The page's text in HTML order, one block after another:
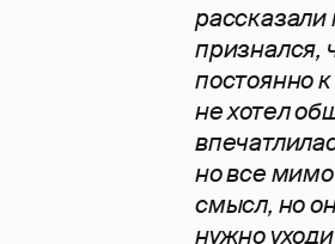
рассказали
признался,
постоянно
не хотел
но все
смысл, но
нужно